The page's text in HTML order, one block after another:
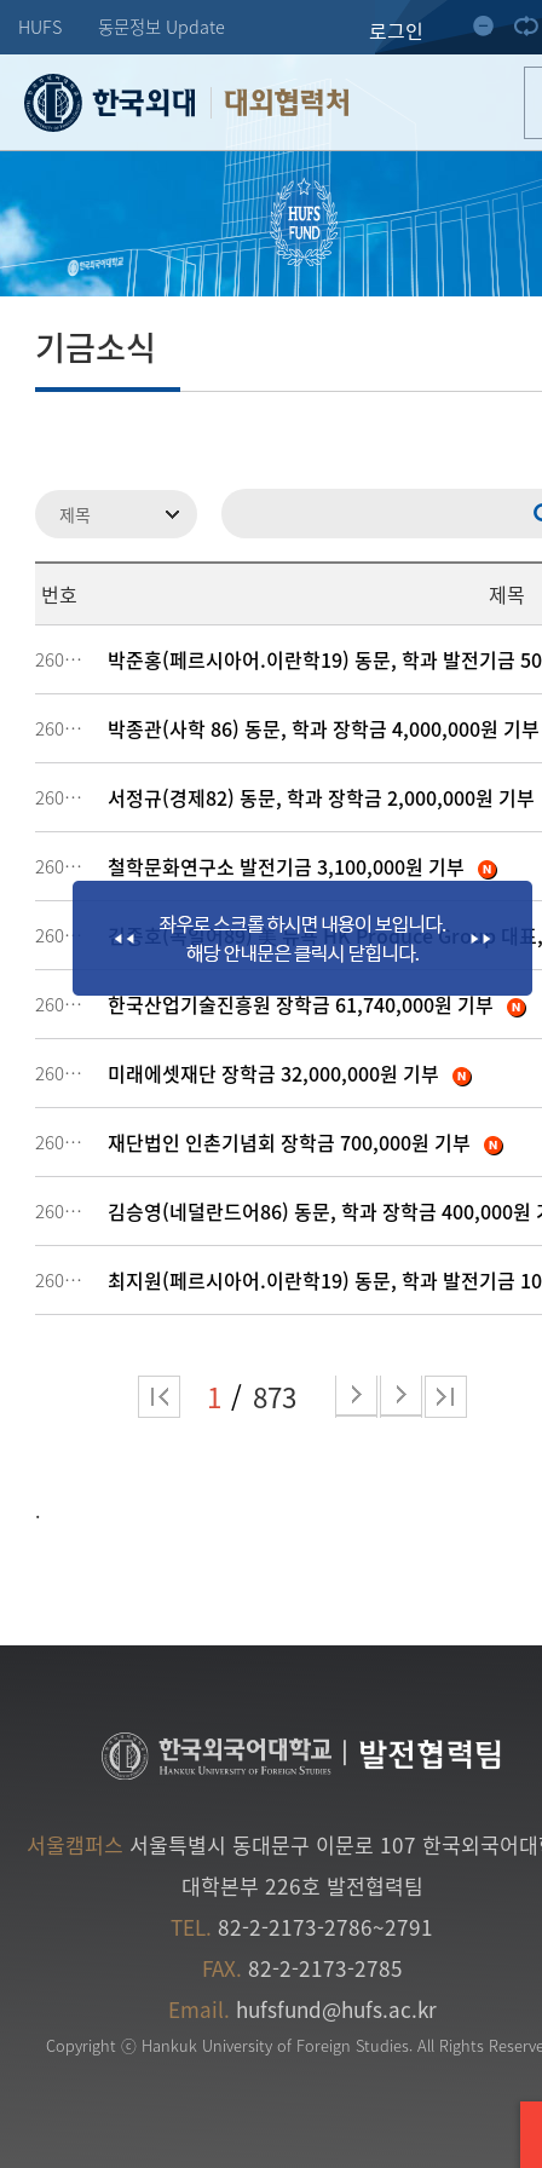
HUFS 동문정보 Update 로그인
대외협력처
기금소식
번호 제목
260658 박준홍(페르시아어.이란학19) 동문, 학과 발전기금
260657 박종관(사학 86) 동문, 학과 장학금 4,000,000원 기부
260656 서정규(경제82) 동문, 학과 장학금 2,000,000원 기부
260654 철학문화연구소 발전기금 3,100,000원 기부
260652 김종호(독일어89) 美 뉴욕 HK Produce Group 대
260651 한국산업기술진흥원 장학금 61,740,000원 기부
260650 미래에셋재단 장학금 32,000,000원 기부
260649 재단법인 인촌기념회 장학금 700,000원 기부
260648 김승영(네덜란드어86) 동문, 학과 장학금 400,000원
260642 최지원(페르시아어.이란학19) 동문, 학과 발전기금
1 873
.
발전협력팀
서울캠퍼스 서울특별시 동대문구 이문로 107 한국외국어
대학본부 226호 발전협력팀
TEL. 82-2-2173-2786~2791
FAX. 82-2-2173-2785
Email. hufsfund@hufs.ac.kr
Copyright ⓒ Hankuk University of Foreign Studies. All Rights